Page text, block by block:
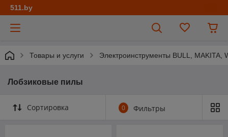
511.by
Товары и услуги Электроинструменты BULL,
Лобзиковые пилы
Сортировка 0 Фильтры